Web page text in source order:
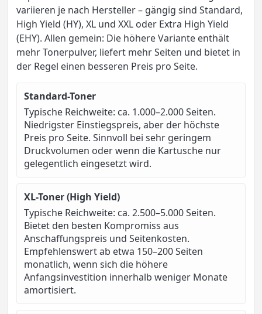
variieren je nach Hersteller – gängig sind Standard,
High Yield (HY), XL und XXL oder Extra High Yield
(EHY). Allen gemein: Die höhere Variante enthält
mehr Tonerpulver, liefert mehr Seiten und bietet in
der Regel einen besseren Preis pro Seite.
Standard-Toner
Typische Reichweite: ca. 1.000–2.000 Seiten.
Niedrigster Einstiegspreis, aber der höchste
Preis pro Seite. Sinnvoll bei sehr geringem
Druckvolumen oder wenn die Kartusche nur
gelegentlich eingesetzt wird.
XL-Toner (High Yield)
Typische Reichweite: ca. 2.500–5.000 Seiten.
Bietet den besten Kompromiss aus
Anschaffungspreis und Seitenkosten.
Empfehlenswert ab etwa 150–200 Seiten
monatlich, wenn sich die höhere
Anfangsinvestition innerhalb weniger Monate
amortisiert.